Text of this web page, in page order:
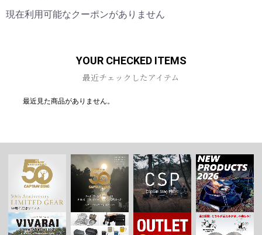
現在利用可能なクーポンがありません
YOUR CHECKED ITEMS
最近チェックしたアイテム
最近見た商品がありません。